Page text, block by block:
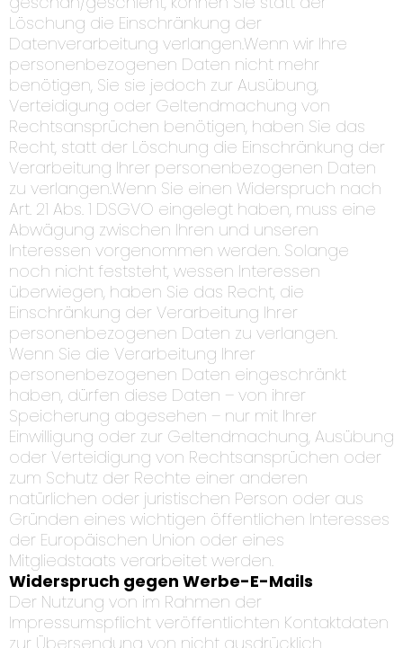
Löschung die Einschränkung der
Datenverarbeitung verlangen.Wenn wir Ihre
personenbezogenen Daten nicht mehr
benötigen, Sie sie jedoch zur Ausübung,
Verteidigung oder Geltendmachung von
Rechtsansprüchen benötigen, haben Sie das
Recht, statt der Löschung die Einschränkung der
Verarbeitung Ihrer personenbezogenen Daten
zu verlangen.Wenn Sie einen Widerspruch nach
Art. 21 Abs. 1 DSGVO eingelegt haben, muss eine
Abwägung zwischen Ihren und unseren
Interessen vorgenommen werden. Solange
noch nicht feststeht, wessen Interessen
überwiegen, haben Sie das Recht, die
Einschränkung der Verarbeitung Ihrer
personenbezogenen Daten zu verlangen.
Wenn Sie die Verarbeitung Ihrer
personenbezogenen Daten eingeschränkt
haben, dürfen diese Daten – von ihrer
Speicherung abgesehen – nur mit Ihrer
Einwilligung oder zur Geltendmachung, Ausübung
oder Verteidigung von Rechtsansprüchen oder
zum Schutz der Rechte einer anderen
natürlichen oder juristischen Person oder aus
Gründen eines wichtigen öffentlichen Interesses
der Europäischen Union oder eines
Mitgliedstaats verarbeitet werden.
Widerspruch gegen Werbe-E-Mails
Der Nutzung von im Rahmen der
Impressumspflicht veröffentlichten Kontaktdaten
zur Übersendung von nicht ausdrücklich